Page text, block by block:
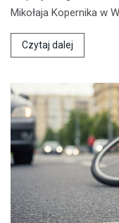
Mikołaja Kopernika w
Czytaj dalej